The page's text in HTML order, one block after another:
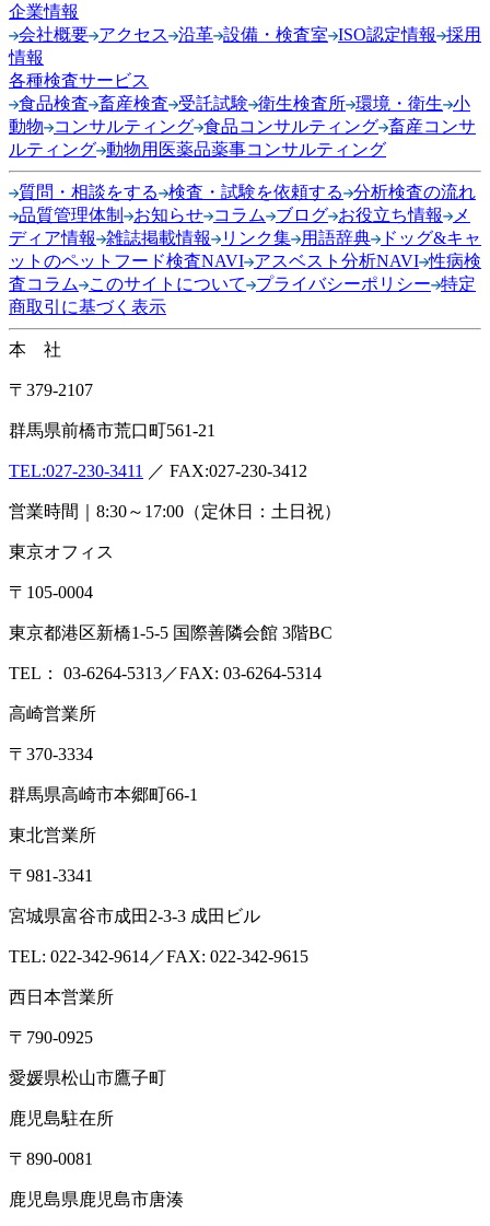
企業情報
会社概要 アクセス 沿革 設備・検査室 ISO認定情報
採用
情報
各種検査サービス
食品検査 畜産検査 受託試験 衛生検査所 環境・衛生 小
動物
コンサルティング 食品コンサルティング 畜産コンサ
ルティング 動物用医薬品薬事コンサルティング
質問・相談をする 検査・試験を依頼する
分析検査の流れ
品質管理体制
お知らせ コラム ブログ お役立ち情報
メ
ディア情報
雑誌掲載情報 リンク集 用語辞典
ドッグ&キャ
ットのペットフード検査NAVI アスベスト分析NAVI 性病検
査コラム
このサイトについて プライバシーポリシー 特定
商取引に基づく表示
本 社
〒379-2107
群馬県前橋市荒口町561-21
TEL:027-230-3411 ／ FAX:027-230-3412
営業時間｜8:30～17:00（定休日：土日祝）
東京オフィス
〒105-0004
東京都港区新橋1-5-5 国際善隣会館 3階BC
TEL： 03-6264-5313／FAX: 03-6264-5314
高崎営業所
〒370-3334
群馬県高崎市本郷町66-1
東北営業所
〒981-3341
宮城県富谷市成田2-3-3 成田ビル
TEL: 022-342-9614／FAX: 022-342-9615
西日本営業所
〒790-0925
愛媛県松山市鷹子町
鹿児島駐在所
〒890-0081
鹿児島県鹿児島市唐湊